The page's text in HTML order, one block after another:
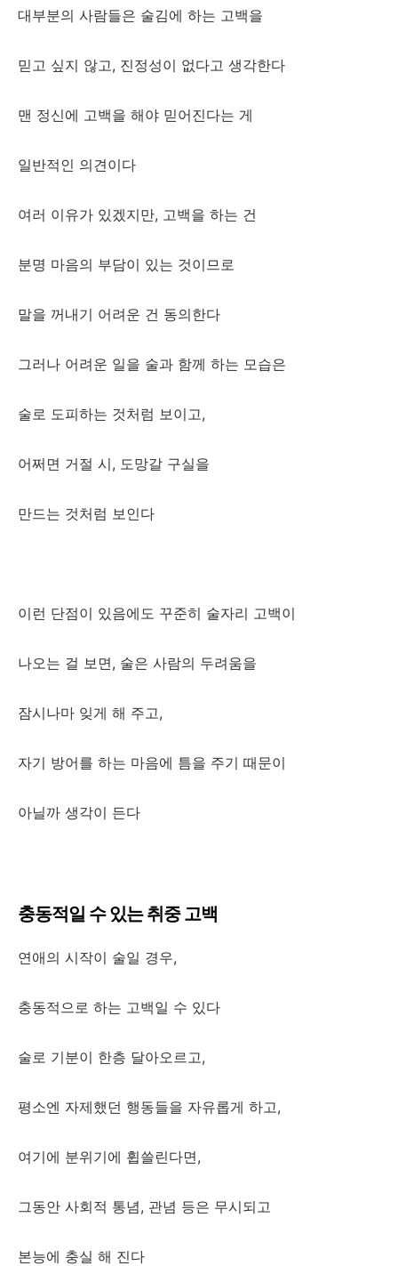
대부분의 사람들은 술김에 하는 고백을
믿고 싶지 않고, 진정성이 없다고 생각한다
맨 정신에 고백을 해야 믿어진다는 게
일반적인 의견이다
여러 이유가 있겠지만, 고백을 하는 건
분명 마음의 부담이 있는 것이므로
말을 꺼내기 어려운 건 동의한다
그러나 어려운 일을 술과 함께 하는 모습은
술로 도피하는 것처럼 보이고,
어쩌면 거절 시, 도망갈 구실을
만드는 것처럼 보인다
이런 단점이 있음에도 꾸준히 술자리 고백이
나오는 걸 보면, 술은 사람의 두려움을
잠시나마 잊게 해 주고,
자기 방어를 하는 마음에 틈을 주기 때문이
아닐까 생각이 든다
충동적일 수 있는 취중 고백
연애의 시작이 술일 경우,
충동적으로 하는 고백일 수 있다
술로 기분이 한층 달아오르고,
평소엔 자제했던 행동들을 자유롭게 하고,
여기에 분위기에 휩쓸린다면,
그동안 사회적 통념, 관념 등은 무시되고
본능에 충실 해 진다